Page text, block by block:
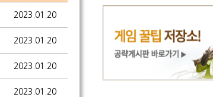
2023.01.20
2023.01.20
2023.01.20
2023.01.20